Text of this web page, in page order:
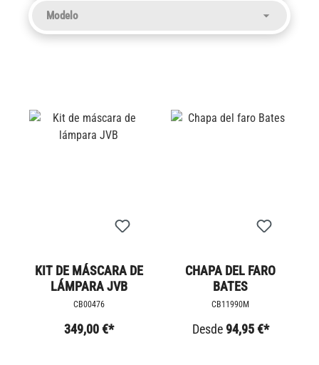
KIT DE MÁSCARA DE
LÁMPARA JVB
CB00476
349,00 €*
CHAPA DEL FARO
BATES
CB11990M
Desde 94,95 €*